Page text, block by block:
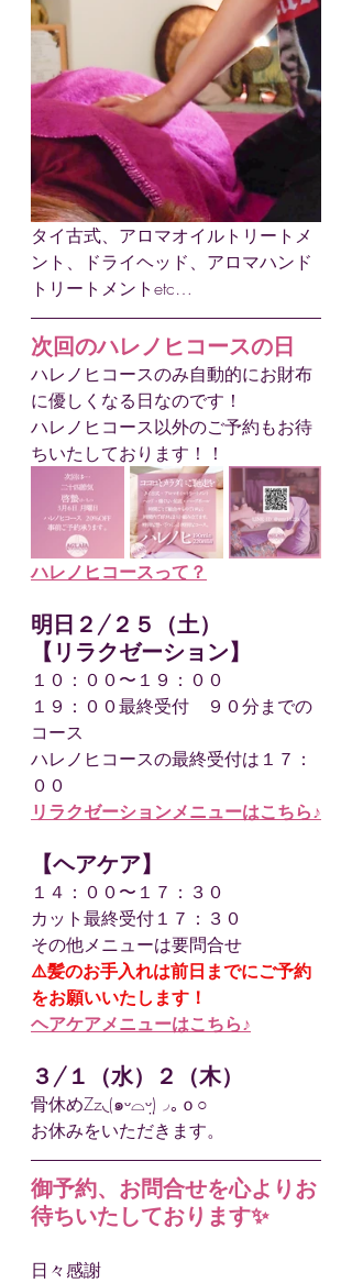
タイ古式、アロマオイルトリートメ
ント、ドライヘッド、アロマハンド
トリートメントetc…
次回のハレノヒコースの日
ハレノヒコースのみ自動的にお財布
に優しくなる日なのです！
ハレノヒコース以外のご予約もお待
ちいたしております！！
ハレノヒコースって？
明日２/２５（土）
【リラクゼーション】
１０：００〜１９：００
１９：００最終受付　９０分までの
コース
ハレノヒコースの最終受付は１７：
００
リラクゼーションメニューはこちら♪
【ヘアケア】
１４：００〜１７：３０
カット最終受付１７：３０
その他メニューは要問合せ
⚠️髪のお手入れは前日までにご予約
をお願いいたします！
ヘアケアメニューはこちら♪
３/１（水）２（木）
骨休めZz◟(๑ᵕ⌓ᵕ̤)◞｡ｏ○
お休みをいただきます。
御予約、お問合せを心よりお
待ちいたしております✨
日々感謝